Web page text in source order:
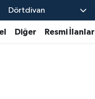
Dörtdivan
Diğer Resmi İlanlar